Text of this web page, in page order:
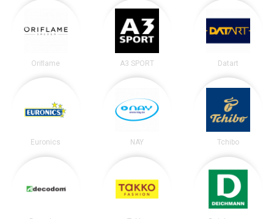
Oriflame A3 SPORT Datart
Euronics NAY Tchibo